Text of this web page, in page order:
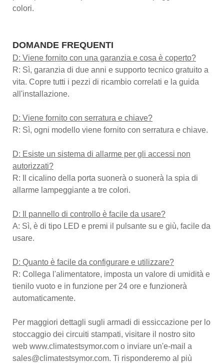
colori.
DOMANDE FREQUENTI
D: Viene fornito con una garanzia e cosa è coperto?
R: Sì, garanzia di due anni e supporto tecnico gratuito a
vita. Copre tutti i pezzi di ricambio correlati e la guida
all'installazione.
D: Viene fornito con serratura e chiave?
R: Sì, ogni modello viene fornito con serratura e chiave.
D: Esiste un sistema di allarme per gli accessi non
autorizzati?
R: Il cicalino della porta suonerà o suonerà la spia di
allarme lampeggiante a tre colori.
D: Il pannello di controllo è facile da usare?
A: Sì, è di tipo LED e premi il pulsante su e giù, facile da
usare.
D: Quanto è facile da configurare e utilizzare?
R: Collega l'alimentatore, imposta un valore di umidità e
tienilo vuoto e in funzione per 24 ore e funzionerà
automaticamente.
Per maggiori dettagli sugli armadi di essiccazione per lo
stoccaggio dei circuiti stampati, visitare il nostro sito
web www.climatestsymor.com o inviare un'e-mail a
sales@climatestsymor.com. Ti risponderemo al più